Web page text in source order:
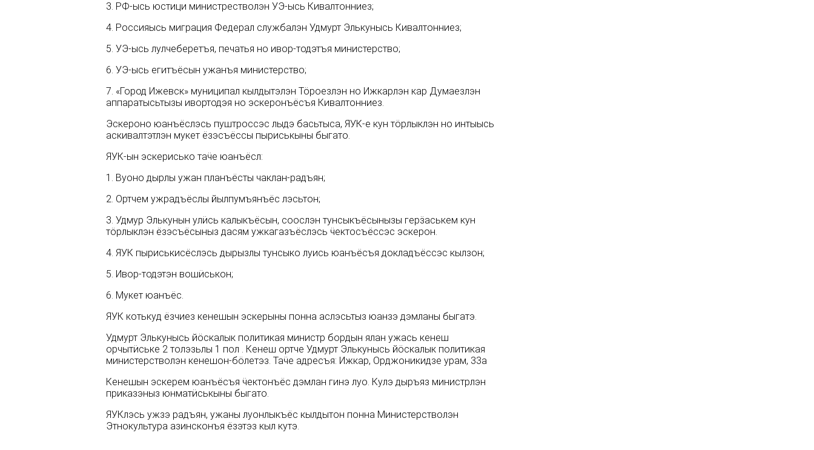
3. РФ-ысь юстици министрестволэн УЭ-ысь Кивалтонниез;
4. Россияысь миграция Федерал службалэн Удмурт Элькунысь Кивалтонниез;
5. УЭ-ысь лулчеберетъя, печатья но ивор-тодэтъя министерство;
6. УЭ-ысь егитъёсын ужанъя министерство;
7. «Город Ижевск» муниципал кылдытэлэн Тӧроезлэн но Ижкарлэн кар Думаезлэн
аппаратысьтызы ивортодэя но эскеронъёсъя Кивалтонниез.
Эскероно юанъёслэсь пуштроссэс лыдэ басьтыса, ЯУК-е кун тӧрлыклэн но интыысь
аскивалтэтлэн мукет ёзэсъёссы пыриськыны быгато.
ЯУК-ын эскерисько таӵе юанъёсл:
1. Вуоно дырлы ужан планъёсты чаклан-радъян;
2. Ортчем ужрадъёслы йылпумъянъёс лэсьтон;
3. Удмур Элькунын улӥсь калыкъёсын, соослэн тунсыкъёсынызы герӟаськем кун
тӧрлыклэн ёзэсъёсыныз дасям ужкагазъёслэсь ӵектосъёссэс эскерон.
4. ЯУК пыриськисёслэсь дырызлы тунсыко луись юанъёсъя докладъёссэс кылзон;
5. Ивор-тодэтэн вошӥськон;
6. Мукет юанъёс.
ЯУК котькуд ёзчиез кенешын эскерыны понна аслэсьтыз юанзэ дэмланы быгатэ.
Удмурт Элькунысь йӧскалык политикая министр бордын ялан ужась кенеш
орчытӥське 2 толэзьлы 1 пол . Кенеш ортче Удмурт Элькунысь йӧскалык политикая
министерстволэн кенешон-бӧлетэз. Таӵе адресъя: Ижкар, Орджоникидзе урам, 33а
Кенешын эскерем юанъёсъя ӵектонъёс дэмлан гинэ луо. Кулэ дыръяз министрлэн
приказэныз юнматӥськыны быгато.
ЯУКлэсь ужзэ радъян, ужаны луонлыкъёс кылдытон понна Министерстволэн
Этнокультура азинсконъя ёзэтэз кыл кутэ.